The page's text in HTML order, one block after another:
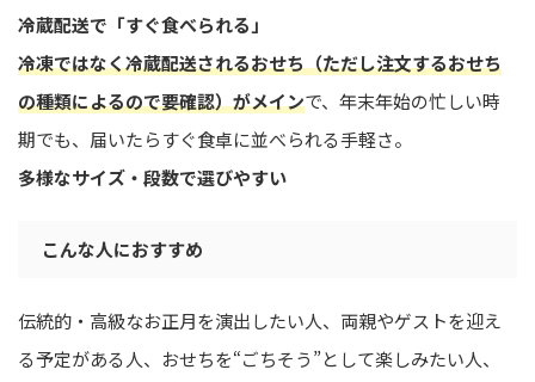
冷蔵配送で「すぐ食べられる」
冷凍ではなく冷蔵配送されるおせち（ただし注文するおせち
の種類によるので要確認）がメインで、年末年始の忙しい時
期でも、届いたらすぐ食卓に並べられる手軽さ。
多様なサイズ・段数で選びやすい
こんな人におすすめ
伝統的・高級なお正月を演出したい人、両親やゲストを迎え
る予定がある人、おせちを“ごちそう”として楽しみたい人、